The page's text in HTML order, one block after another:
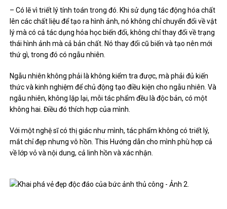
– Có lẽ vì triết lý tính toán trong đó. Khi sử dụng tác động hóa chất
lên các chất liệu để tạo ra hình ảnh, nó không chỉ chuyển đổi về vật
lý mà có cả tác dụng hóa học biến đổi, không chỉ thay đổi về trạng
thái hình ảnh mà cả bản chất. Nó thay đổi cũ biến và tạo nên mới
thứ gì, trong đó có ngẫu nhiên.
Ngẫu nhiên không phải là không kiểm tra được, mà phải đủ kiến ​​
thức và kinh nghiệm để chủ động tạo điều kiện cho ngẫu nhiên. Và
ngẫu nhiên, không lặp lại, mỗi tác phẩm đều là độc bản, có một
không hai. Điều đó thích hợp của mình.
Với một nghệ sĩ có thị giác như mình, tác phẩm không có triết lý,
mắt chỉ đẹp nhưng vô hồn. This Hướng dẫn cho mình phù hợp cả
về lớp vỏ và nội dung, cả linh hồn và xác nhận.